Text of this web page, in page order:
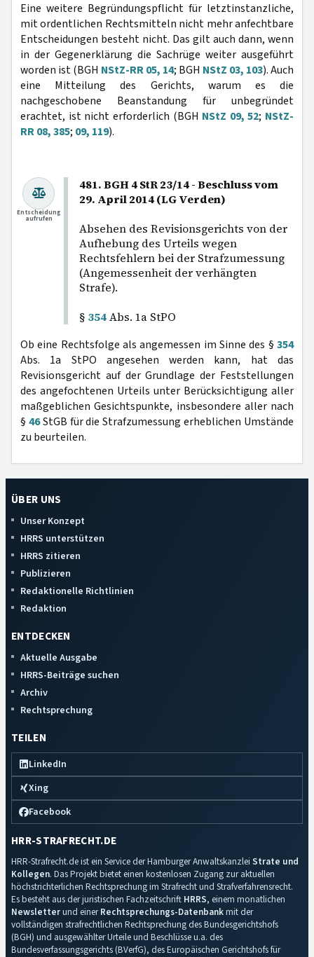
Eine weitere Begründungspflicht für letztinstanzliche,
mit ordentlichen Rechtsmitteln nicht mehr anfechtbare
Entscheidungen besteht nicht. Das gilt auch dann, wenn
in der Gegenerklärung die Sachrüge weiter ausgeführt
worden ist (BGH NStZ-RR 05, 14; BGH NStZ 03, 103). Auch
eine Mitteilung des Gerichts, warum es die
nachgeschobene Beanstandung für unbegründet
erachtet, ist nicht erforderlich (BGH NStZ 09, 52; NStZ-
RR 08, 385; 09, 119).
481. BGH 4 StR 23/14 - Beschluss vom
29. April 2014 (LG Verden)
Absehen des Revisionsgerichts von der
Aufhebung des Urteils wegen
Rechtsfehlern bei der Strafzumessung
(Angemessenheit der verhängten
Strafe).
§ 354Abs. 1a StPO
Entscheidung
aufrufen
Ob eine Rechtsfolge als angemessen im Sinne des § 354
Abs. 1a StPO angesehen werden kann, hat das
Revisionsgericht auf der Grundlage der Feststellungen
des angefochtenen Urteils unter Berücksichtigung aller
maßgeblichen Gesichtspunkte, insbesondere aller nach
§ 46StGB für die Strafzumessung erheblichen Umstände
zu beurteilen.
ÜBER UNS
Unser Konzept
HRRS unterstützen
HRRS zitieren
Publizieren
Redaktionelle Richtlinien
Redaktion
ENTDECKEN
Aktuelle Ausgabe
HRRS-Beiträge suchen
Archiv
Rechtsprechung
TEILEN
LinkedIn
Xing
Facebook
HRR-STRAFRECHT.DE
HRR-Strafrecht.de ist ein Service der Hamburger Anwaltskanzlei Strate und
Kollegen. Das Projekt bietet einen kostenlosen Zugang zur aktuellen
höchstrichterlichen Rechtsprechung im Strafrecht und Strafverfahrensrecht.
Es besteht aus der juristischen Fachzeitschrift HRRS, einem monatlichen
Newsletterund einerRechtsprechungs-Datenbankmit der
vollständigen strafrechtlichen Rechtsprechung des Bundesgerichtshofs
(BGH) und ausgewählter Urteile und Beschlüsse u.a. des
Bundesverfassungsgerichts (BVerfG), des Europäischen Gerichtshofs für